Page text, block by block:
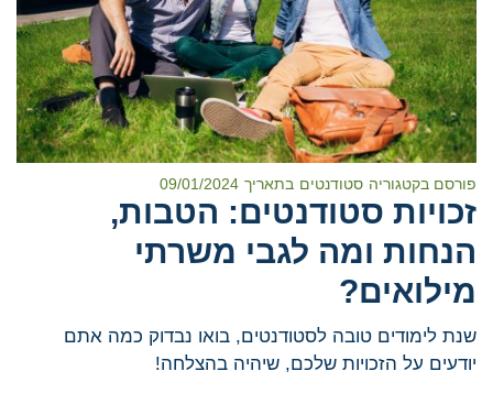
פורסם בקטגוריה סטודנטים בתאריך 09/01/2024
זכויות סטודנטים: הטבות,
הנחות ומה לגבי משרתי
מילואים?
שנת לימודים טובה לסטודנטים, בואו נבדוק כמה אתם
יודעים על הזכויות שלכם, שיהיה בהצלחה!